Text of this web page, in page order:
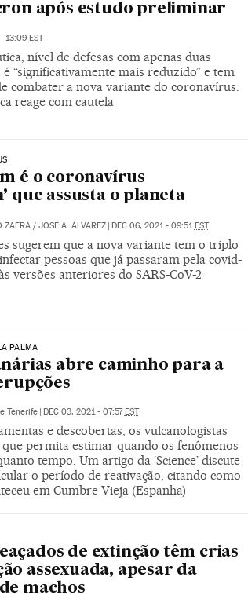
após estudo preliminar
13:09 EST
nível de defesas com apenas duas
é “significativamente mais reduzido” e tem
combater a nova variante do coronavírus.
reage com cautela
é o coronavírus
que assusta o planeta
ZAFRA/ JOSÉ A. ÁLVAREZ DEC 06, 2021 - 09:51 EST
sugerem que a nova variante tem o triplo
pessoas que já passaram pela covid-
versões anteriores do SARS-CoV-2
PALMA
abre caminho para a
Tenerife | DEC 03, 2021 - 07:57EST
e descobertas, os vulcanologistas
permita estimar quando os fenômenos
tempo. Um artigo da ‘Science’ discute
o período de reativação, citando como
em Cumbre Vieja (Espanha)
de extinção têm crias
assexuada, apesar da
machos